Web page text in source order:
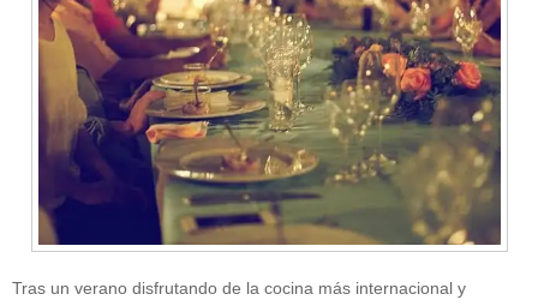
Tras un verano disfrutando de la cocina más internacional y